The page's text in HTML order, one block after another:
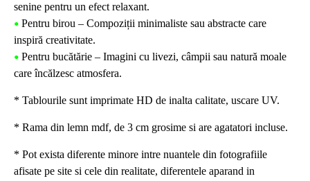
senine pentru un efect relaxant.
• Pentru birou – Compoziții minimaliste sau abstracte care
inspiră creativitate.
• Pentru bucătărie – Imagini cu livezi, câmpii sau natură moale
care încălzesc atmosfera.
* Tablourile sunt imprimate HD de inalta calitate, uscare UV.
* Rama din lemn mdf, de 3 cm grosime si are agatatori incluse.
* Pot exista diferente minore intre nuantele din fotografiile
afisate pe site si cele din realitate, diferentele aparand in